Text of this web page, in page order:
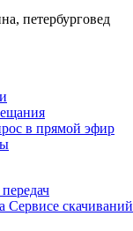
петербурговед
в прямой эфир
Сервисе скачиваний